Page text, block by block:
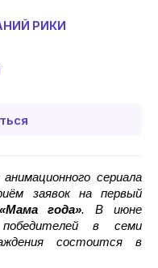
РИКИ
заявок на первый
«Мама года». В июне
в семи
состоится в